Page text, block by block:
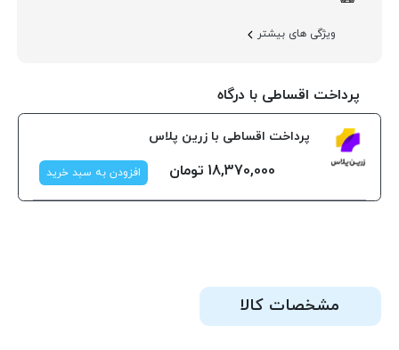
ویژگی های بیشتر
پرداخت اقساطی با درگاه
پرداخت اقساطی با زرین پلاس
18,370,000 تومان افزودن به سبد خرید
مشخصات کالا